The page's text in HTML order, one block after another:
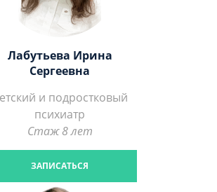
Лабутьева Ирина
Сергеевна
и подростковый
психиатр
Стаж 8 лет
ЗАПИСАТЬСЯ